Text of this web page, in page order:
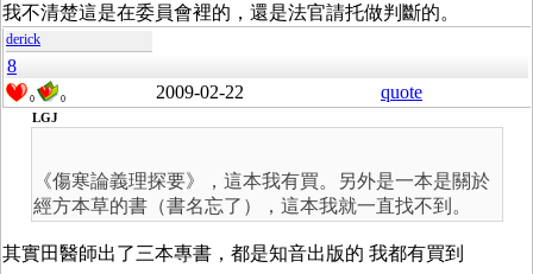
我不清楚這是在委員會裡的，還是法官請托做判斷的。
derick
8
0 0 2009-02-22 quote
LGJ
《傷寒論義理探要》，這本我有買。另外是一本是關於
經方本草的書（書名忘了），這本我就一直找不到。
其實田醫師出了三本專書，都是知音出版的 我都有買到